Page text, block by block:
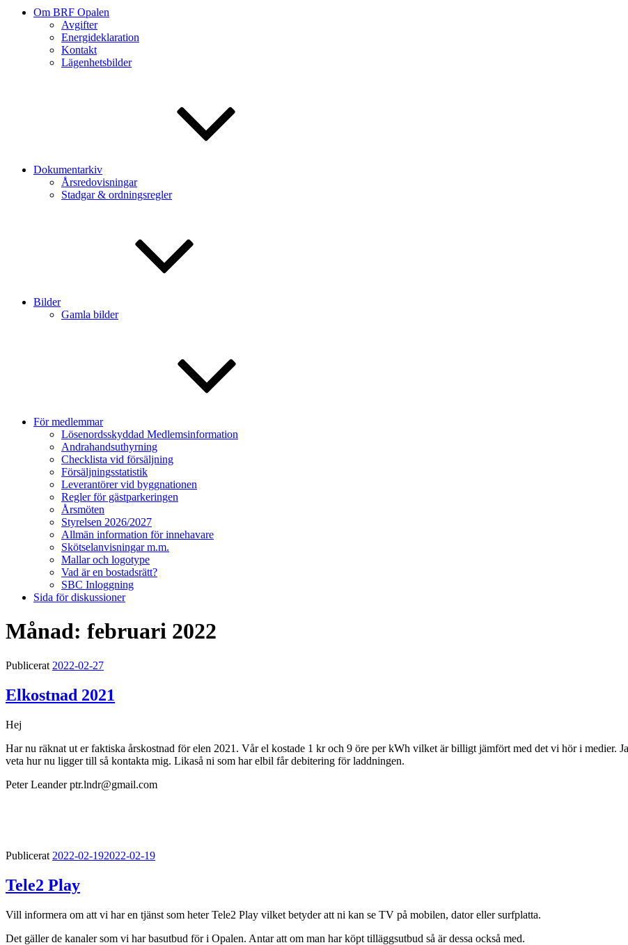
Om BRF Opalen
Avgifter
Energideklaration
Kontakt
Lägenhetsbilder
Dokumentarkiv
Årsredovisningar
Stadgar & ordningsregler
Bilder
Gamla bilder
För medlemmar
Lösenordsskyddad Medlemsinformation
Andrahandsuthyrning
Checklista vid försäljning
Försäljningsstatistik
Leverantörer vid byggnationen
Regler för gästparkeringen
Årsmöten
Styrelsen 2026/2027
Allmän information för innehavare
Skötselanvisningar m.m.
Mallar och logotype
Vad är en bostadsrätt?
SBC Inloggning
Sida för diskussioner
Månad: februari 2022
Publicerat 2022-02-27
Elkostnad 2021
Hej
Har nu räknat ut er faktiska årskostnad för elen 2021. Vår el kostade 1 kr och 9 öre per kWh vilket är billigt jämfört med det vi hör i medier.
veta hur nu ligger till så kontakta mig. Likaså ni som har elbil får debitering för laddningen.
Peter Leander ptr.lndr@gmail.com
Publicerat 2022-02-192022-02-19
Tele2 Play
Vill informera om att vi har en tjänst som heter Tele2 Play vilket betyder att ni kan se TV på mobilen, dator eller surfplatta.
Det gäller de kanaler som vi har basutbud för i Opalen. Antar att om man har köpt tilläggsutbud så är dessa också med.